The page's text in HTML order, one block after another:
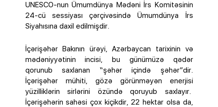
UNESCO-nun Ümumdünya Mədəni İrs Komitəsinin
24-cü sessiyası çərçivəsində Ümumdünya İrs
Siyahısına daxil edilmişdir.
İçərişəhər Bakının ürəyi, Azərbaycan tarixinin və
mədəniyyətinin incisi, bu günümüzə qədər
qorunub saxlanan “şəhər içində şəhər”dir.
İçərişəhər mühiti, gözə görünməyən enerjisi
yüzilliklərin sirlərini özündə qoruyub saxlayır.
İçərişəhərin sahəsi çox kiçikdir, 22 hektar olsa da,